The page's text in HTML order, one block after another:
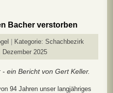
Bacher verstorben
Kategorie: Schachbezirk
2025
ein Bericht von Gert Keller.
94 Jahren unser langjähriges